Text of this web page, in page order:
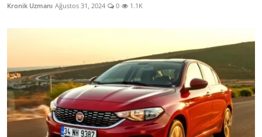
Kronik Uzmanı Ağustos 31, 2024 0 1.1K